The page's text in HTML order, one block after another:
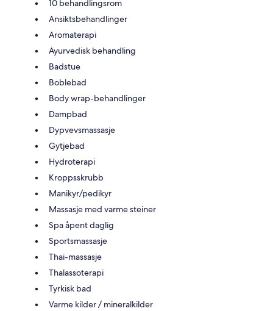
10 behandlingsrom
Ansiktsbehandlinger
Aromaterapi
Ayurvedisk behandling
Badstue
Boblebad
Body wrap-behandlinger
Dampbad
Dypvevsmassasje
Gytjebad
Hydroterapi
Kroppsskrubb
Manikyr/pedikyr
Massasje med varme steiner
Spa åpent daglig
Sportsmassasje
Thai-massasje
Thalassoterapi
Tyrkisk bad
Varme kilder / mineralkilder